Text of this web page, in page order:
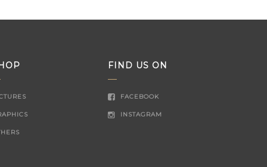
FIND US ON
FACEBOOK
INSTAGRAM